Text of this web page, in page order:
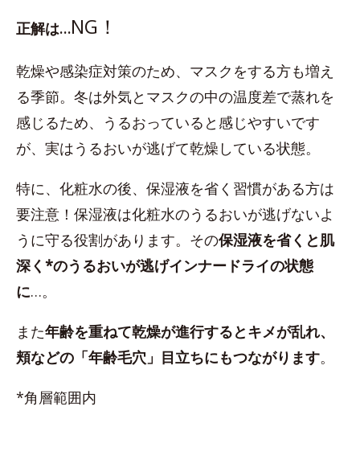
正解は…NG！
乾燥や感染症対策のため、マスクをする方も増え
る季節。冬は外気とマスクの中の温度差で蒸れを
感じるため、うるおっていると感じやすいです
が、実はうるおいが逃げて乾燥している状態。
特に、化粧水の後、保湿液を省く習慣がある方は
要注意！保湿液は化粧水のうるおいが逃げないよ
うに守る役割があります。その保湿液を省くと肌
深く*のうるおいが逃げインナードライの状態
に…。
また年齢を重ねて乾燥が進行するとキメが乱れ、
頬などの「年齢毛穴」目立ちにもつながります。
*角層範囲内